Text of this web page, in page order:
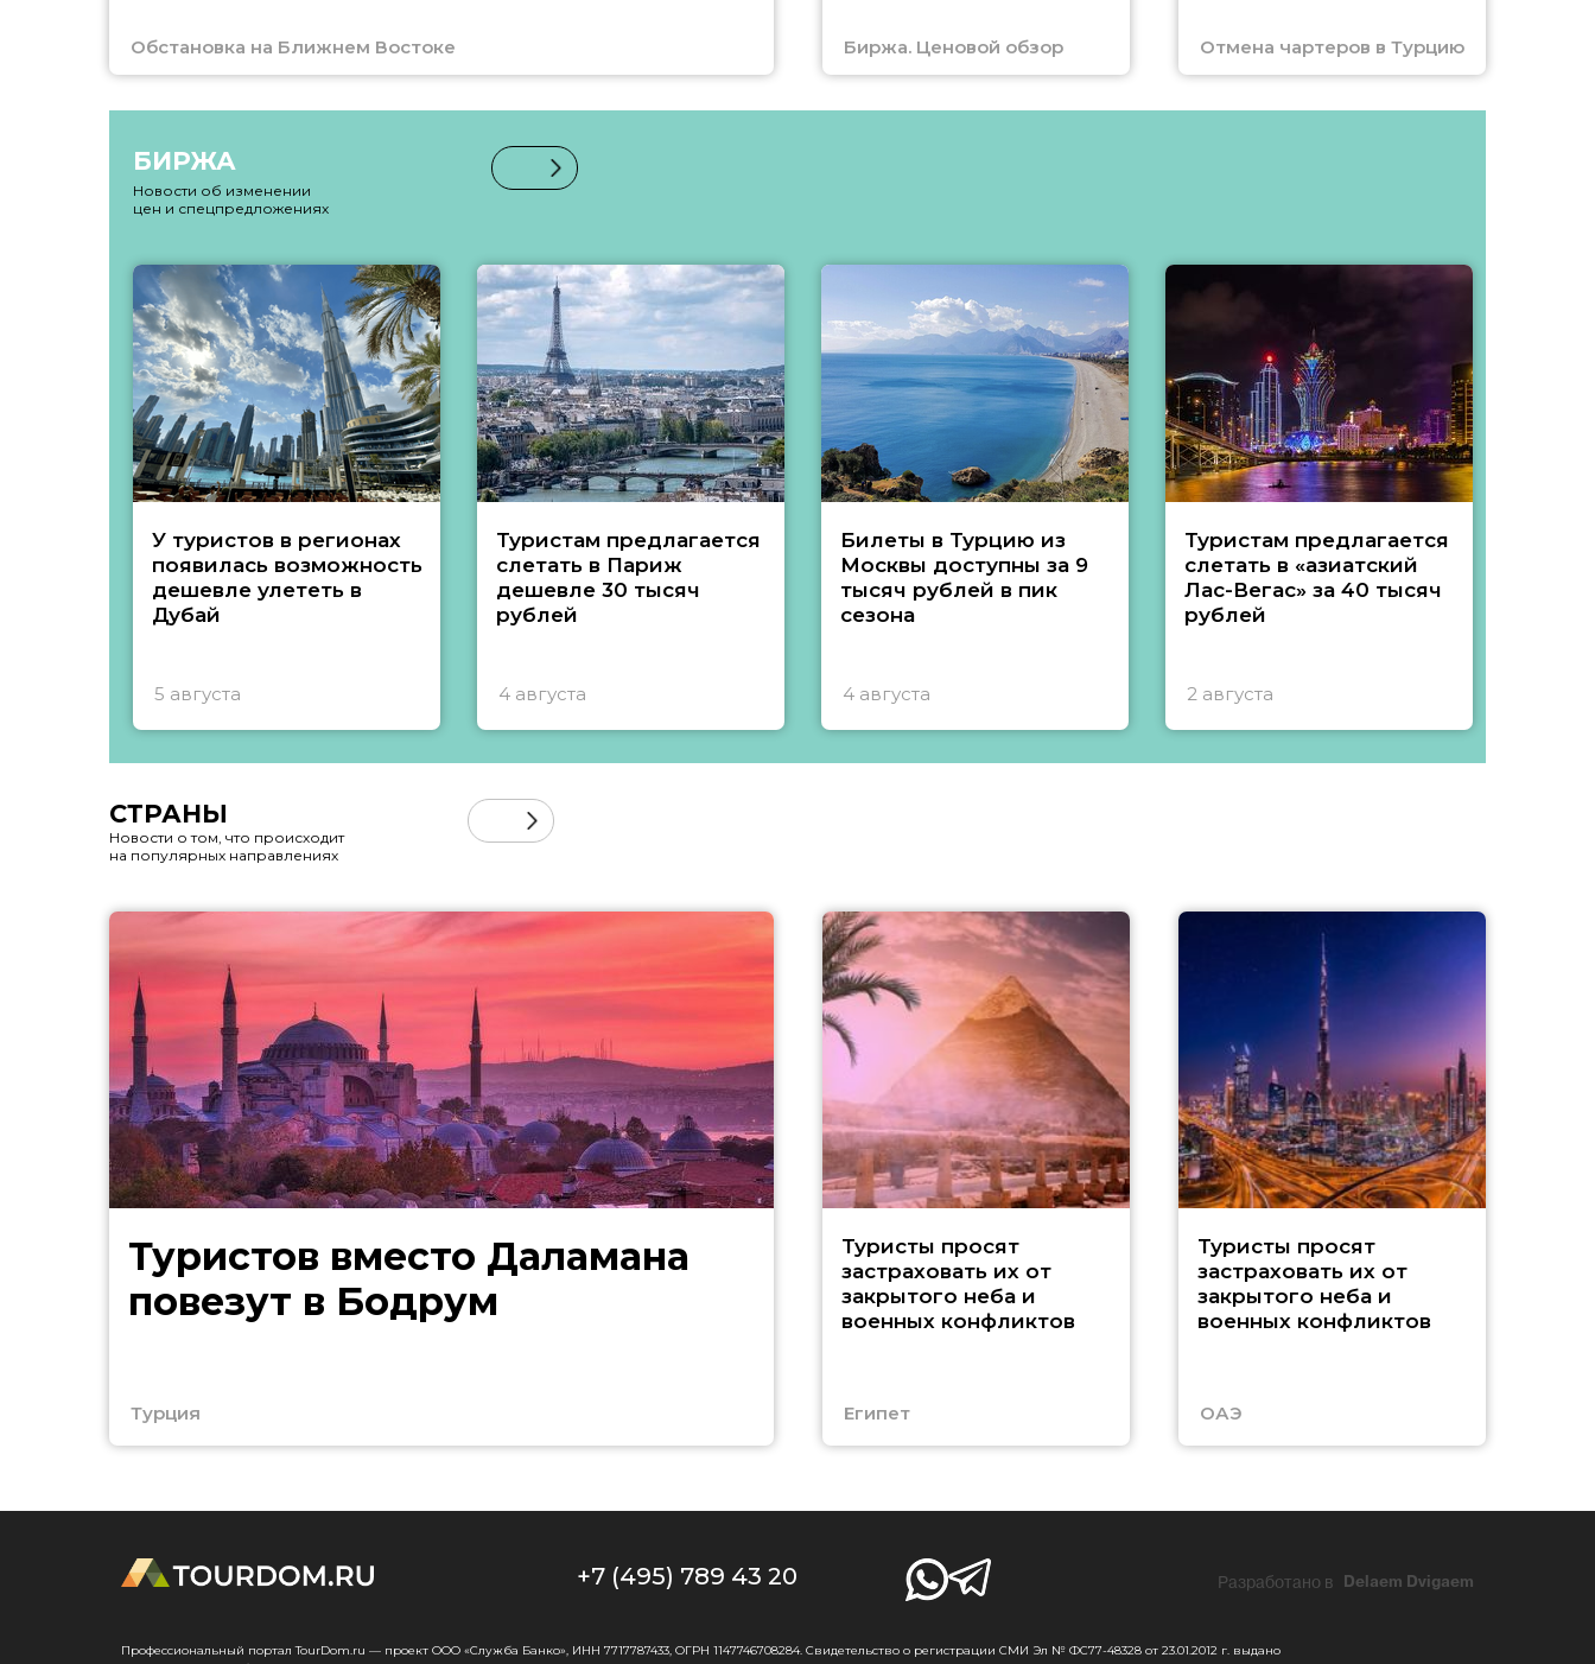
Обстановка на Ближнем Востоке Биржа. Ценовой обзор Отмена чартеров в Турцию
БИРЖА
Новости об изменении
цен и спецпредложениях
У туристов в регионах
появилась возможность
дешевле улететь в
Дубай
5 августа
Туристам предлагается
слетать в Париж
дешевле 30 тысяч
рублей
4 августа
Билеты в Турцию из
Москвы доступны за 9
тысяч рублей в пик
сезона
4 августа
Туристам предлагается
слетать в «азиатский
Лас-Вегас» за 40 тысяч
рублей
2 августа
СТРАНЫ
Новости о том, что происходит
на популярных направлениях
Туристов вместо Даламана
повезут в Бодрум
Турция
Туристы просят
застраховать их от
закрытого неба и
военных конфликтов
Египет
Туристы просят
застраховать их от
закрытого неба и
военных конфликтов
ОАЭ
+7 (495) 789 43 20 Разработано в Delaem Dvigaem
Профессиональный портал TourDom.ru — проект ООО «Служба Банко», ИНН 7717787433, ОГРН 1147746708284. Свидетельство о регистрации СМИ Эл № ФС77-48328 от 23.01.2012 г. выдано